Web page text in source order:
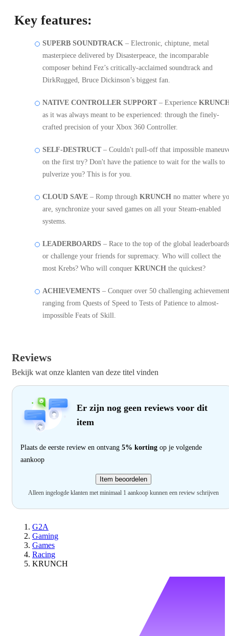
Key features:
SUPERB SOUNDTRACK – Electronic, chiptune, metal
masterpiece delivered by Disasterpeace, the incomparable
composer behind Fez’s critically-acclaimed soundtrack and
DirkRugged, Bruce Dickinson’s biggest fan.
NATIVE CONTROLLER SUPPORT – Experience
as it was always meant to be experienced: through the finely-
crafted precision of your Xbox 360 Controller.
SELF-DESTRUCT – Couldn't pull-off that impossible
on the first try? Don't have the patience to wait for the walls to
pulverize you? This is for you.
CLOUD SAVE – Romp through KRUNCH no matter where
are, synchronize your saved games on all your Steam-enabled
systems.
LEADERBOARDS – Race to the top of the global leaderboards
or challenge your friends for supremacy. Who will collect the
most Krebs? Who will conquer KRUNCH the quickest?
ACHIEVEMENTS – Conquer over 50 challenging
ranging from Quests of Speed to Tests of Patience to almost-
impossible Feats of Skill.
Reviews
Bekijk wat onze klanten van deze titel vinden
Er zijn nog geen reviews voor dit
item
Plaats de eerste review en ontvang 5% korting op je volgende
aankoop
Item beoordelen
Alleen ingelogde klanten met minimaal 1 aankoop kunnen een review schrijven
G2A
Gaming
Games
Racing
KRUNCH